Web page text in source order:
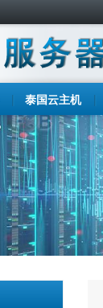
泰国云主机